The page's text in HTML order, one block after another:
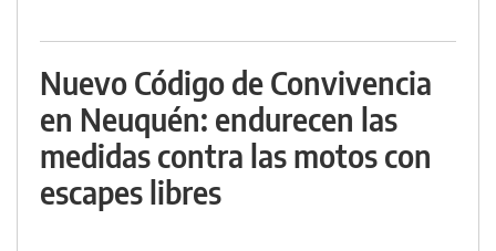
Nuevo Código de Convivencia
en Neuquén: endurecen las
medidas contra las motos con
escapes libres